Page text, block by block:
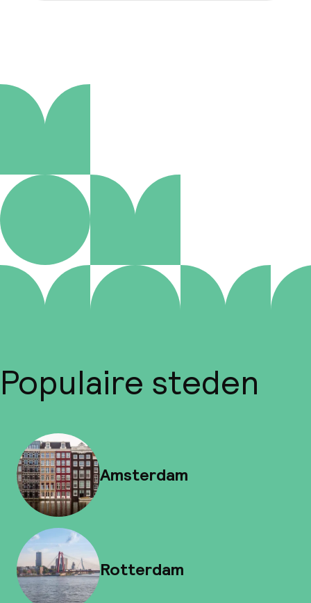
Populaire steden
Amsterdam
Rotterdam